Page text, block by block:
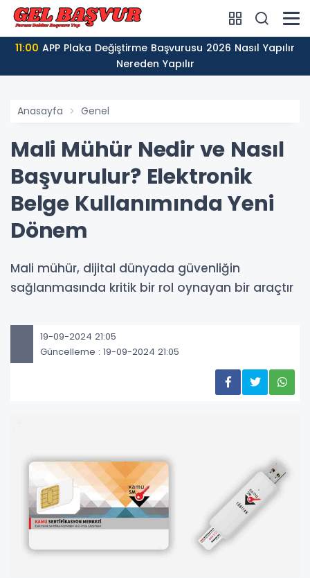
11:00
Nereden Yapılır
Anasayfa Genel
Mali Mühür Nedir ve Nasıl
Başvurulur? Elektronik
Belge Kullanımında Yeni
Dönem
Mali mühür, dijital dünyada güvenliğin
sağlanmasında kritik bir rol oynayan bir araçtır
19-09-2024 21:05
Güncelleme : 19-09-2024 21:05